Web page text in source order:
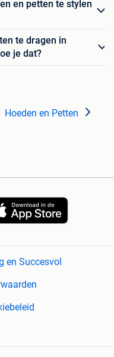
en petten te stylen
te dragen in
je dat?
Hoeden en Petten
en Succesvol